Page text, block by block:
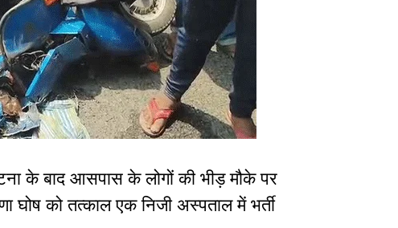
के बाद आसपास के लोगों की भीड़ मौके पर
घोष को तत्काल एक निजी अस्पताल में भर्ती